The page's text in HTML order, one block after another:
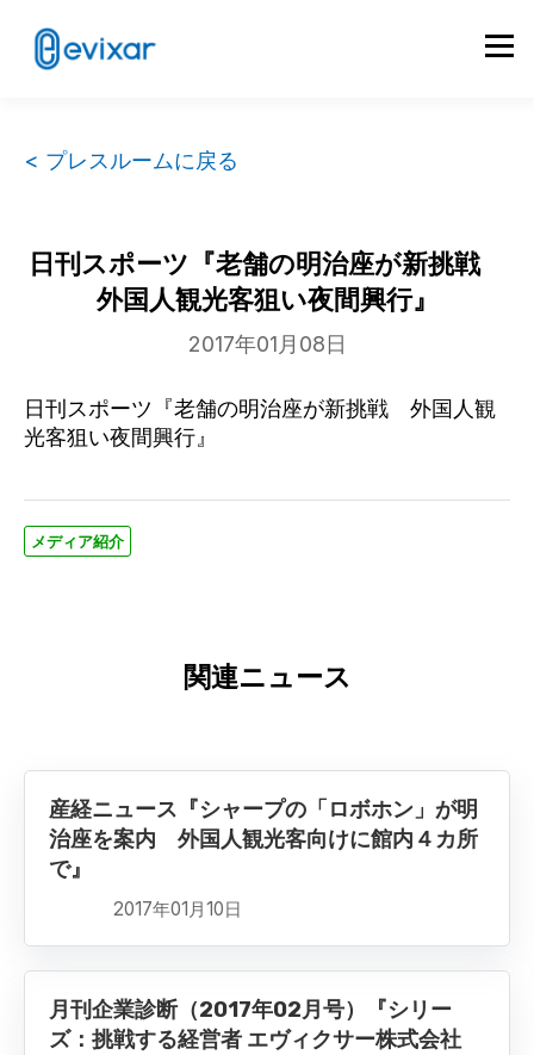
< プレスルームに戻る
日刊スポーツ『老舗の明治座が新挑戦
外国人観光客狙い夜間興行』
2017年01月08日
日刊スポーツ『老舗の明治座が新挑戦 外国人観
光客狙い夜間興行』
メディア紹介
関連ニュース
産経ニュース『シャープの「ロボホン」が明
治座を案内 外国人観光客向けに館内４カ所
で』
2017年01月10日
月刊企業診断（2017年02月号）『シリー
ズ：挑戦する経営者 エヴィクサー株式会社